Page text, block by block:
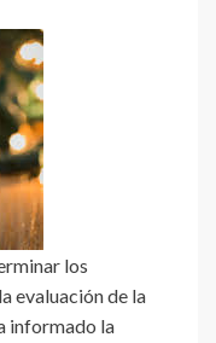
los
evaluación de la
informado la